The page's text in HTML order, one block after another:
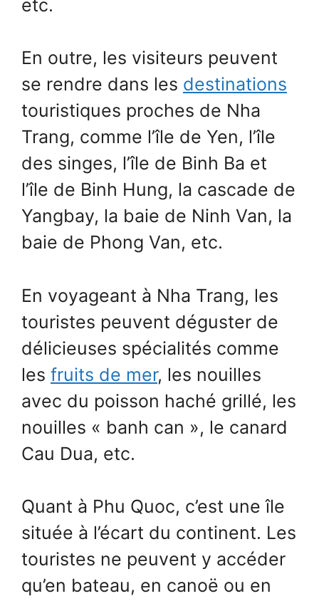
etc.
En outre, les visiteurs peuvent
se rendre dans les destinations
touristiques proches de Nha
Trang, comme l’île de Yen, l’île
des singes, l’île de Binh Ba et
l’île de Binh Hung, la cascade de
Yangbay, la baie de Ninh Van, la
baie de Phong Van, etc.
En voyageant à Nha Trang, les
touristes peuvent déguster de
délicieuses spécialités comme
les fruits de mer, les nouilles
avec du poisson haché grillé, les
nouilles « banh can », le canard
Cau Dua, etc.
Quant à Phu Quoc, c’est une île
située à l’écart du continent. Les
touristes ne peuvent y accéder
qu’en bateau, en canoë ou en